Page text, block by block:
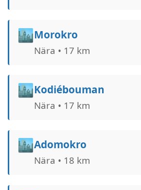
🏙️Morokro
Nära • 17 km
🏙️Kodiébouman
Nära • 17 km
🏙️Adomokro
Nära • 18 km